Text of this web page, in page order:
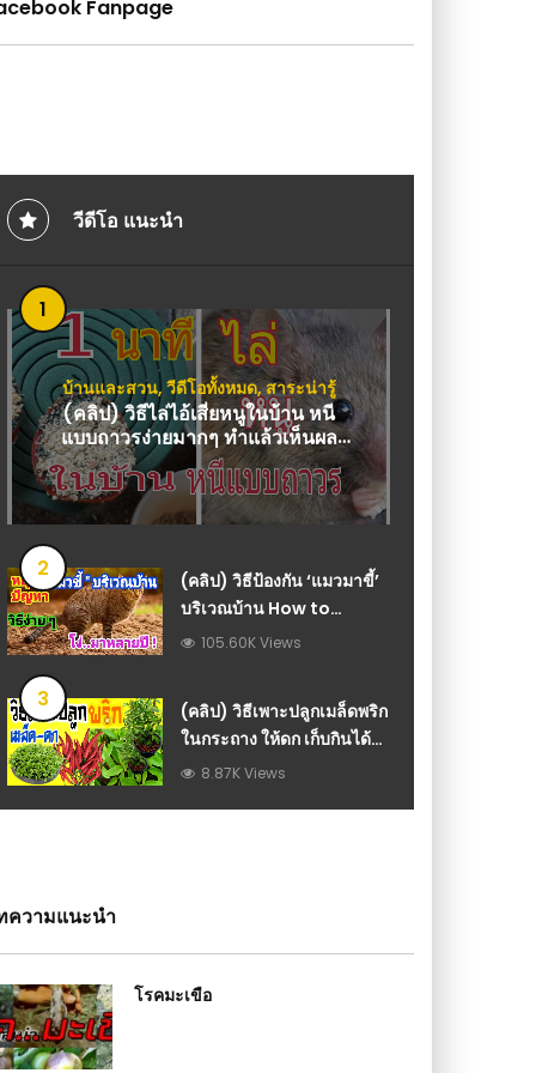
Fanpage
วีดีโอ แนะนำ
1
บ้านและสวน, วีดีโอทั้งหมด,สาระน่ารู้
(คลิป) วิธีไล่ไอ้เสี่ยหนูในบ้าน หนี
แบบถาวรง่ายมากๆ ทำแล้วเห็นผล
ชัดเจน HOw TO GetRidof JUST
ONE MINUTE : วีดีโอ เกษตร
2
(คลิป) วิธีป้องกัน ‘แมวมาขี้’
บริเวณบ้าน How to
prevent cat pooping
105.60K Views
3
(คลิป) วิธีเพาะปลูกเมล็ดพริก
ในกระถาง ให้ดก เก็บกินได้
ตลอด How to plant chilli
8.87K Views
ความแนะนำ
โรคมะเขือ